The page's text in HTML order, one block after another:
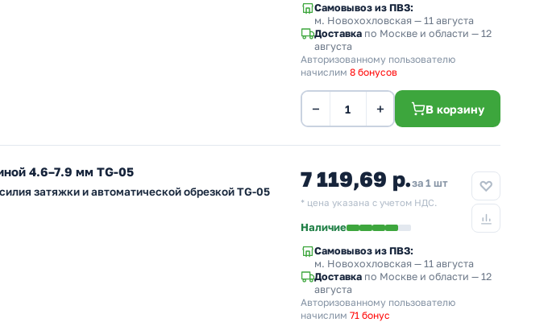
Самовывоз из ПВЗ:
м. Новохохловская — 11 августа
Доставка по Москве и области — 12
августа
Авторизованному пользователю
начислим 8 бонусов
− + В корзину
4.6–7.9 мм TG-05
затяжки и автоматической обрезкой TG-05
7 119,69 р.за 1 шт
* цена указана с учетом НДС.
Наличие
Самовывоз из ПВЗ:
м. Новохохловская — 11 августа
Доставка по Москве и области — 12
августа
Авторизованному пользователю
начислим 71 бонус